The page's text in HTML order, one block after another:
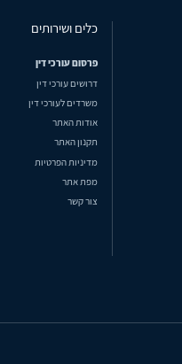
כלים ושירותים
פרסום עורכי דין
דרושים עורכי דין
משרדים לעורכי דין
אודות האתר
תקנון האתר
מדיניות הפרטיות
מפת אתר
צור קשר